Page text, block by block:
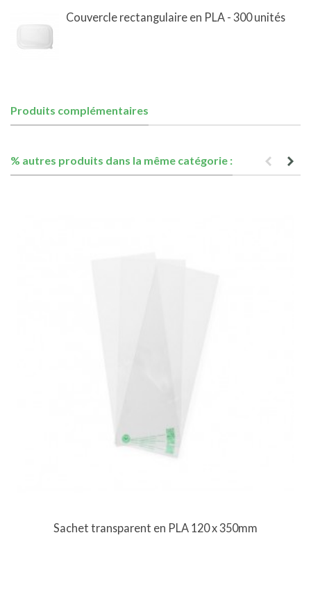
Couvercle rectangulaire en PLA - 300 unités
Produits complémentaires
% autres produits dans la même catégorie :
Sachet transparent en PLA 120 x 350mm